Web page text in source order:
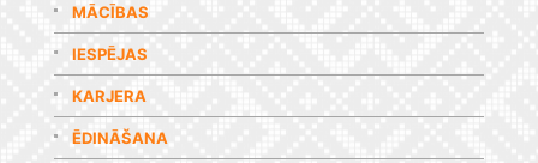
MĀCĪBAS
IESPĒJAS
KARJERA
ĒDINĀŠANA